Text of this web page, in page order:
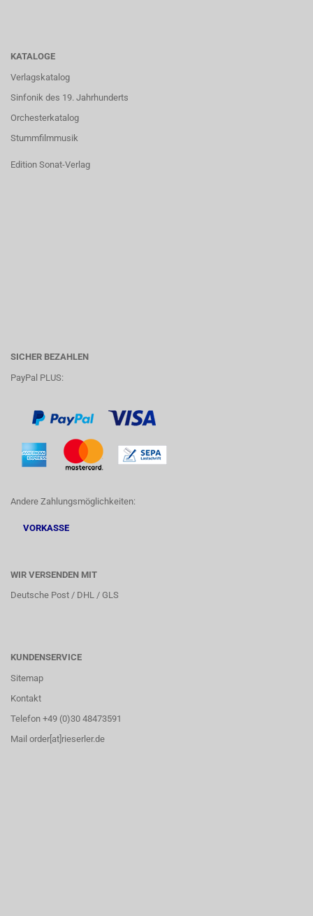
KATALOGE
Verlagskatalog
Sinfonik des 19. Jahrhunderts
Orchesterkatalog
Stummfilmmusik
Edition Sonat-Verlag
SICHER BEZAHLEN
PayPal PLUS:
Andere Zahlungsmöglichkeiten:
VORKASSE
WIR VERSENDEN MIT
Deutsche Post / DHL / GLS
KUNDENSERVICE
Sitemap
Kontakt
Telefon +49 (0)30 48473591
Mail order[at]rieserler.de